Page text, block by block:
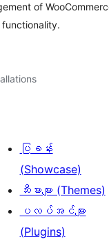
of
ပြခန်း
(Showcase)
သီးမားများ (Themes)
ပလပ်အင်များ
(Plugins)